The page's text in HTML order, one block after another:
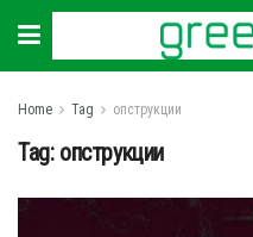
Home Tag опструкции
Tag: опструкции